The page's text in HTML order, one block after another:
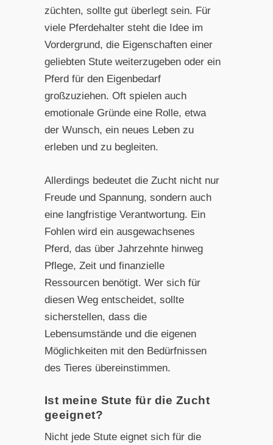
züchten, sollte gut überlegt sein. Für
viele Pferdehalter steht die Idee im
Vordergrund, die Eigenschaften einer
geliebten Stute weiterzugeben oder ein
Pferd für den Eigenbedarf
großzuziehen. Oft spielen auch
emotionale Gründe eine Rolle, etwa
der Wunsch, ein neues Leben zu
erleben und zu begleiten.
Allerdings bedeutet die Zucht nicht nur
Freude und Spannung, sondern auch
eine langfristige Verantwortung. Ein
Fohlen wird ein ausgewachsenes
Pferd, das über Jahrzehnte hinweg
Pflege, Zeit und finanzielle
Ressourcen benötigt. Wer sich für
diesen Weg entscheidet, sollte
sicherstellen, dass die
Lebensumstände und die eigenen
Möglichkeiten mit den Bedürfnissen
des Tieres übereinstimmen.
Ist meine Stute für die Zucht
geeignet?
Nicht jede Stute eignet sich für die